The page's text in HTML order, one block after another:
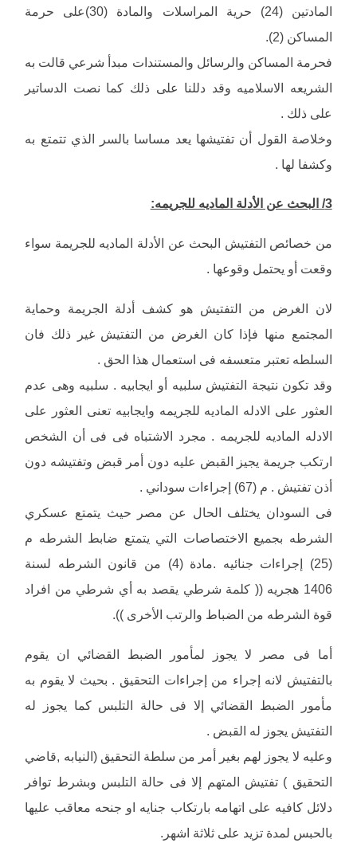
المادتين (24) حرية المراسلات والمادة (30)على حرمة
المساكن (2).
فحرمة المساكن والرسائل والمستندات مبدأ شرعي قالت به
الشريعه الاسلاميه وقد دللنا على ذلك كما نصت الدساتير
على ذلك .
وخلاصة القول أن تفتيشها يعد مساسا بالسر الذي تتمتع به
وكشفا لها .
3/ البحث عن الأدلة الماديه للجريمه:
من خصائص التفتيش البحث عن الأدلة الماديه للجريمة سواء
وقعت أو يحتمل وقوعها .
لان الغرض من التفتيش هو كشف أدلة الجريمة وحماية
المجتمع منها فإذا كان الغرض من التفتيش غير ذلك فان
السلطه تعتبر متعسفه فى استعمال هذا الحق .
وقد تكون نتيجة التفتيش سلبيه أو ايجابيه . سلبيه وهى عدم
العثور على الادله الماديه للجريمه وايجابيه تعنى العثور على
الادله الماديه للجريمه . مجرد الاشتباه فى فى أن الشخص
ارتكب جريمة يجيز القبض عليه دون أمر قبض وتفتيشه دون
أذن تفتيش . م (67) إجراءات سوداني .
فى السودان يختلف الحال عن مصر حيث يتمتع عسكري
الشرطه بجميع الاختصاصات التي يتمتع ضابط الشرطه م
(25) إجراءات جنائيه .مادة (4) من قانون الشرطه لسنة
1406 هجريه (( كلمة شرطي يقصد به أي شرطي من افراد
قوة الشرطه من الضباط والرتب الأخرى )).
أما فى مصر لا يجوز لمأمور الضبط القضائي ان يقوم
بالتفتيش لانه إجراء من إجراءات التحقيق . بحيث لا يقوم به
مأمور الضبط القضائي إلا فى حالة التلبس كما يجوز له
التفتيش يجوز له القبض .
وعليه لا يجوز لهم بغير أمر من سلطة التحقيق (النيابه ,قاضي
التحقيق ) تفتيش المتهم إلا فى حالة التلبس وبشرط توافر
دلائل كافيه على اتهامه بارتكاب جنايه او جنحه معاقب عليها
بالحبس لمدة تزيد على ثلاثة اشهر.